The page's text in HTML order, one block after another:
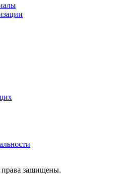
защищены.